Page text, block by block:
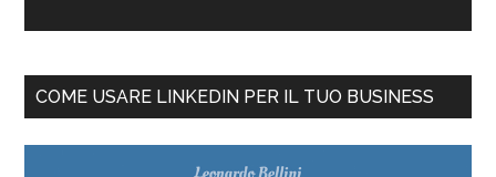
COME USARE LINKEDIN PER IL TUO BUSINESS